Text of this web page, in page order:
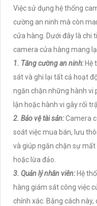
Việc sử dụng hệ thống
cường an ninh mà còn
cửa hàng. Dưới đây là chi
camera cửa hàng mang
1. Tăng cường an ninh:Hệ
sát và ghi lại tất cả hoạt
ngăn chặn những hành vi
lận hoặc hành vi gây rối
2. Bảo vệ tài sản:Camera
soát việc mua bán, lưu
và giúp ngăn chặn sự
hoặc lừa đảo.
3. Quản lý nhân viên:Hệ
hàng giám sát công việc
chính xác. Bằng cách